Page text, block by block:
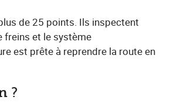
de 25 points. Ils inspectent
freins et le système
est prête à reprendre la route en
​?